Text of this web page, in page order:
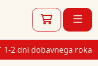
1-2 dni dobavnega roka